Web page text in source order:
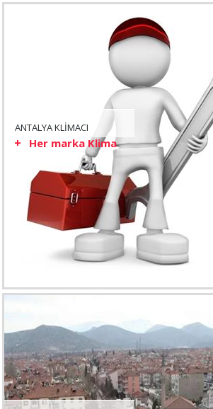
ANTALYA KLİMACI
Her marka Klima